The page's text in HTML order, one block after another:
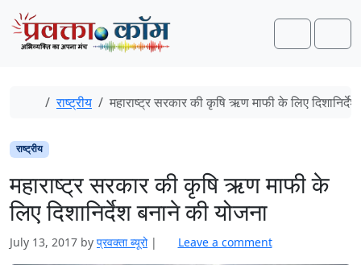
Skip to content
Skip to footer
Search
Home
राष्ट्रीय महाराष्ट्र सरकार की कृषि ऋण माफी के लिए
राष्ट्रीय
महाराष्ट्र सरकार की कृषि ऋण माफी के
लिए दिशानिर्देश बनाने की योजना
July 13, 2017 by प्रवक्‍ता ब्यूरो | Leave a comment